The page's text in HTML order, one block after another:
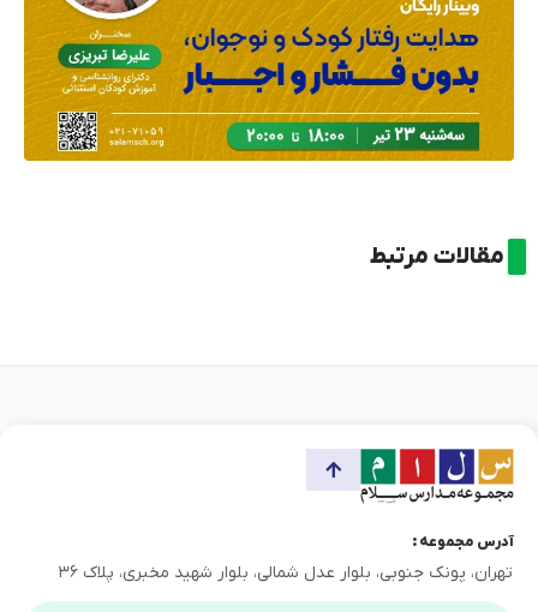
مقالات مرتبط
آدرس مجموعه :
تهران، پونک جنوبی، بلوار عدل شمالی، بلوار شهید مخبری، پلاک ۳۶